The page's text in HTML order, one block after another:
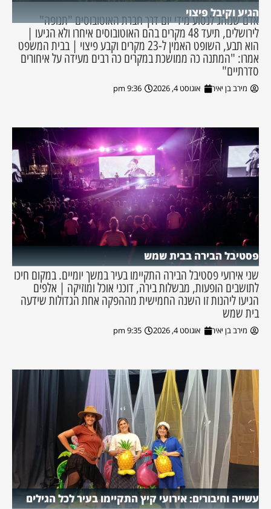
הגיע וקיבל פיצוי
אדם שנוהג לנסוע מידי יום דרך חברת האוטובוסים "תנופה"
לירושלים, תיעד 48 מקרים בהם האוטובוסים איחרו ולא הגיעו |
הוא תבע, השופט האמין ל-23 מקרים וקבע פיצוי | בבית המשפט
אמרו: "המתנה כה ממושכת במקרים כה רבים מעידה על איחורים
סדרתיים"
מירב בן יאיר אוגוסט 4, 2026 9:36 pm
פסטיבל הבירה בבית שמש
שני אירועי פסטיבל הבירה התקיימו בעיר במשך יומיים. במקום חיכו
לתושבים הופעות, מבשלות בירה, דוכני אוכל ומוזיקה | אלפים
הגיעו ליהנות זו השנה החמישית מההפקה אחת הגדולות שידעה
בית שמש
מירב בן יאיר אוגוסט 4, 2026 9:35 pm
עשייה וחיבורים: אירועי קיץ התקיימו בעיר לכל הגילים